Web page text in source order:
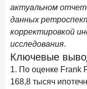
24 июля 2026 года
Ипотека в России:
22 июля 2026 года
Выгодные тарифы
существенный
15 июля 2026 года
актуальном
данных
корректировкой
исследования.
Ключевые
1. По оценке Frank
168,8 тысяч